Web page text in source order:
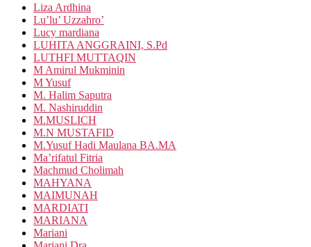
Liza Ardhina
Lu’lu’ Uzzahro’
Lucy mardiana
LUHITA ANGGRAINI, S.Pd
LUTHFI MUTTAQIN
M Amirul Mukminin
M Yusuf
M. Halim Saputra
M. Nashiruddin
M.MUSLICH
M.N MUSTAFID
M.Yusuf Hadi Maulana BA.MA
Ma’rifatul Fitria
Machmud Cholimah
MAHYANA
MAIMUNAH
MARDIATI
MARIANA
Mariani